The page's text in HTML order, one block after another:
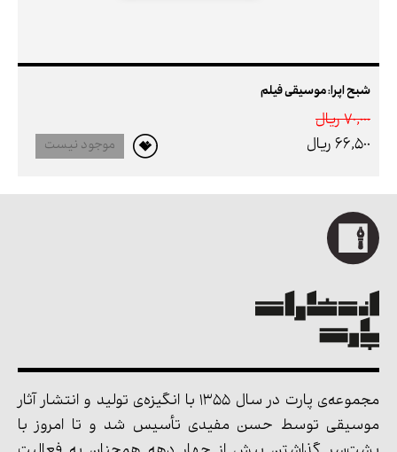
شبح اپرا: موسیقی فیلم
70,000 ريال
66,500 ريال
موجود نیست
مجموعه‌ی پارت در سال 1355 با انگیزه‌ی تولید و انتشار آثار
موسیقی توسط حسن مفیدی تأسیس شد و تا امروز با